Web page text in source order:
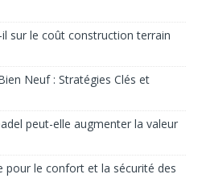
sur le coût construction terrain
Neuf : Stratégies Clés et
peut-elle augmenter la valeur
pour le confort et la sécurité des